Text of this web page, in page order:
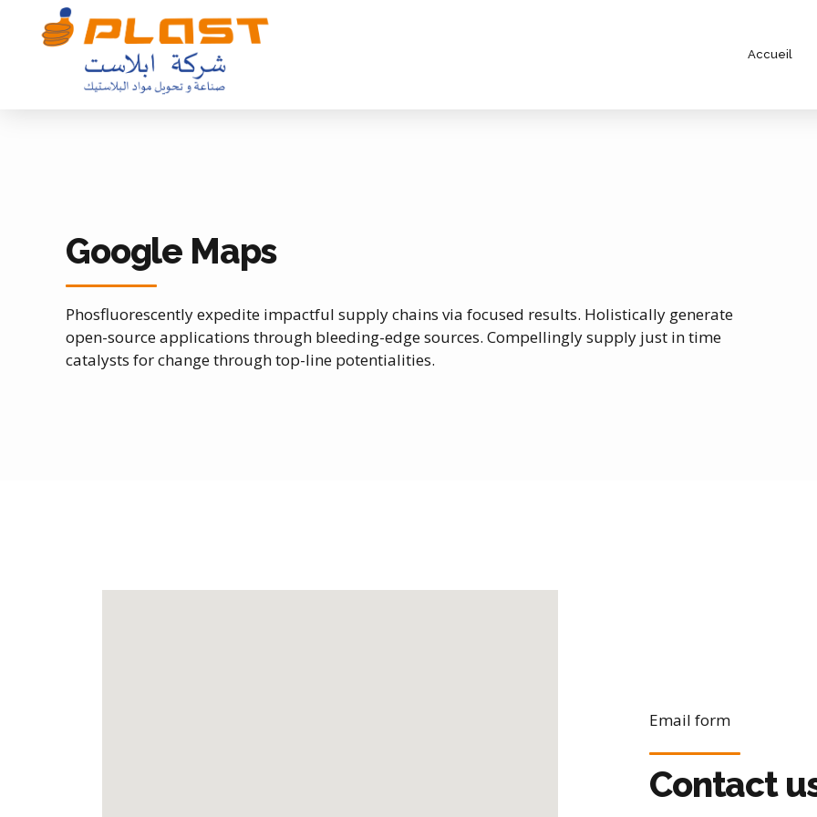
Accueil
Google Maps
Phosfluorescently expedite impactful supply chains via focused results. Holistically generate
open-source applications through bleeding-edge sources. Compellingly supply just in time
catalysts for change through top-line potentialities.
Email form
Contact